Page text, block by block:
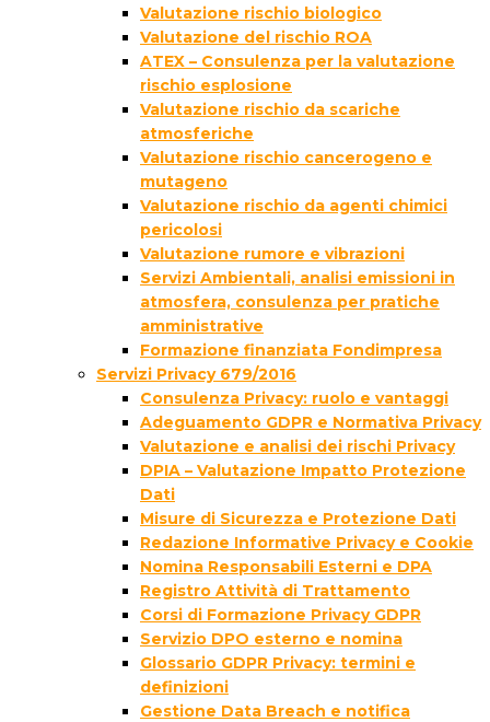
Valutazione rischio biologico
Valutazione del rischio ROA
ATEX – Consulenza per la valutazione
rischio esplosione
Valutazione rischio da scariche
atmosferiche
Valutazione rischio cancerogeno e
mutageno
Valutazione rischio da agenti chimici
pericolosi
Valutazione rumore e vibrazioni
Servizi Ambientali, analisi emissioni in
atmosfera, consulenza per pratiche
amministrative
Formazione finanziata Fondimpresa
Servizi Privacy 679/2016
Consulenza Privacy: ruolo e vantaggi
Adeguamento GDPR e Normativa Privacy
Valutazione e analisi dei rischi Privacy
DPIA – Valutazione Impatto Protezione
Dati
Misure di Sicurezza e Protezione Dati
Redazione Informative Privacy e Cookie
Nomina Responsabili Esterni e DPA
Registro Attività di Trattamento
Corsi di Formazione Privacy GDPR
Servizio DPO esterno e nomina
Glossario GDPR Privacy: termini e
definizioni
Gestione Data Breach e notifica